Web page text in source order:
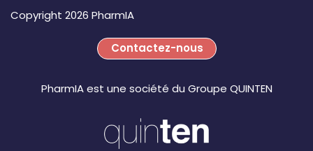
Copyright 2026 PharmIA
Contactez-nous
PharmIA est une société du Groupe QUINTEN